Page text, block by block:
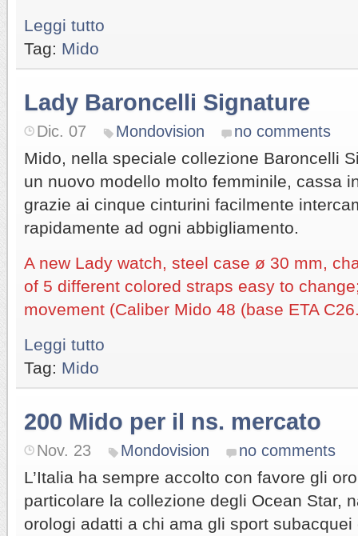
Leggi tutto
Tag: Mido
Lady Baroncelli Signature
Dic. 07 Mondovision no comments
Mido, nella speciale collezione Baroncelli
un nuovo modello molto femminile, cassa
grazie ai cinque cinturini facilmente
rapidamente ad ogni abbigliamento.
A new Lady watch, steel case ø 30 mm,
of 5 different colored straps easy to
movement (Caliber Mido 48 (base ETA
Leggi tutto
Tag: Mido
200 Mido per il ns. mercato
Nov. 23 Mondovision no comments
L’Italia ha sempre accolto con favore gli
particolare la collezione degli Ocean Star,
orologi adatti a chi ama gli sport